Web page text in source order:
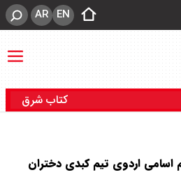
EN
AR
کتاب شرق
اسامی اردوی تیم کبدی دختران